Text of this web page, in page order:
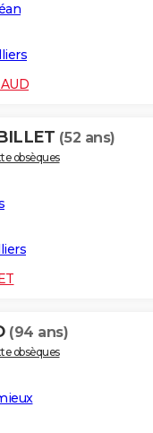
(52 ans)
obsèques
(94 ans)
obsèques